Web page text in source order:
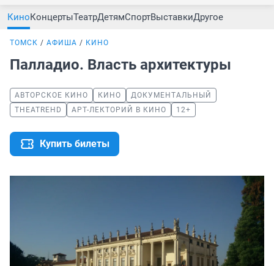
КиноКонцертыТеатрДетямСпортВыставкиДругое
ТОМСК АФИША КИНО
Палладио. Власть архитектуры
АВТОРСКОЕ КИНО КИНО
ДОКУМЕНТАЛЬНЫЙ
THEATREHD
АРТ-ЛЕКТОРИЙ В КИНО 12+
Купить билеты